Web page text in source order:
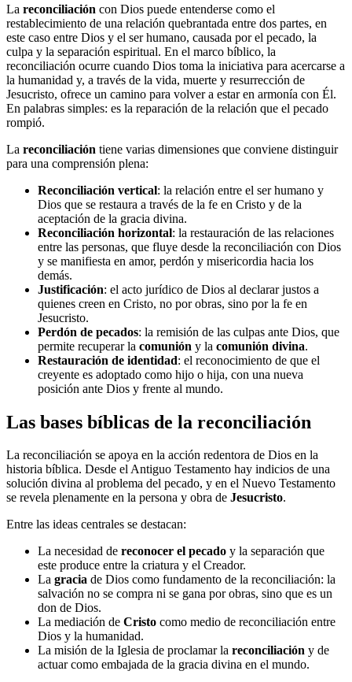
La reconciliación con Dios puede entenderse como el
restablecimiento de una relación quebrantada entre dos partes, en
este caso entre Dios y el ser humano, causada por el pecado, la
culpa y la separación espiritual. En el marco bíblico, la
reconciliación ocurre cuando Dios toma la iniciativa para acercarse a
la humanidad y, a través de la vida, muerte y resurrección de
Jesucristo, ofrece un camino para volver a estar en armonía con Él.
En palabras simples: es la reparación de la relación que el pecado
rompió.
La reconciliación tiene varias dimensiones que conviene distinguir
para una comprensión plena:
Reconciliación vertical: la relación entre el ser humano y
Dios que se restaura a través de la fe en Cristo y de la
aceptación de la gracia divina.
Reconciliación horizontal: la restauración de las relaciones
entre las personas, que fluye desde la reconciliación con Dios
y se manifiesta en amor, perdón y misericordia hacia los
demás.
Justificación: el acto jurídico de Dios al declarar justos a
quienes creen en Cristo, no por obras, sino por la fe en
Jesucristo.
Perdón de pecados: la remisión de las culpas ante Dios, que
permite recuperar la comunión y la comunión divina.
Restauración de identidad: el reconocimiento de que el
creyente es adoptado como hijo o hija, con una nueva
posición ante Dios y frente al mundo.
Las bases bíblicas de la reconciliación
La reconciliación se apoya en la acción redentora de Dios en la
historia bíblica. Desde el Antiguo Testamento hay indicios de una
solución divina al problema del pecado, y en el Nuevo Testamento
se revela plenamente en la persona y obra de Jesucristo.
Entre las ideas centrales se destacan:
La necesidad de reconocer el pecado y la separación que
este produce entre la criatura y el Creador.
La gracia de Dios como fundamento de la reconciliación: la
salvación no se compra ni se gana por obras, sino que es un
don de Dios.
La mediación de Cristo como medio de reconciliación entre
Dios y la humanidad.
La misión de la Iglesia de proclamar la reconciliación y de
actuar como embajada de la gracia divina en el mundo.